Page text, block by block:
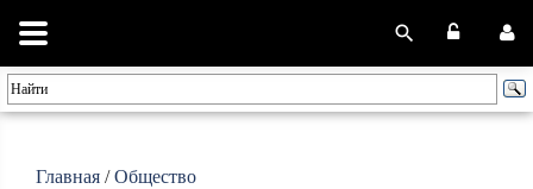
Главная /Общество